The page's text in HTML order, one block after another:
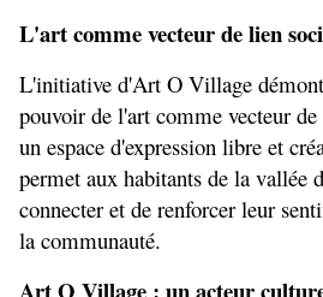
L'art comme vecteur de lien
L'initiative d'Art O Village
pouvoir de l'art comme vecteur
un espace d'expression libre et
permet aux habitants de la vallée
connecter et de renforcer leur
la communauté.